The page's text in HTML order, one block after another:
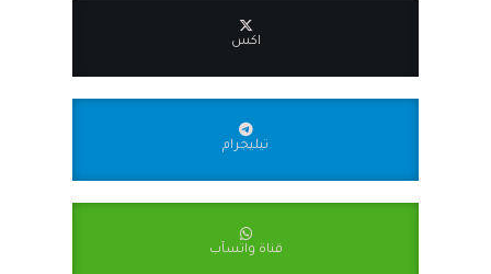
اكس
تيليجرام
قناة واتسآب